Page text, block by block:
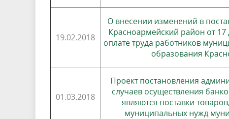
19.02.2018
О внесении изменений в
Красноармейский район от
оплате труда работников
образования
01.03.2018
Проект постановления
случаев осуществления
являются поставки
муниципальных нужд